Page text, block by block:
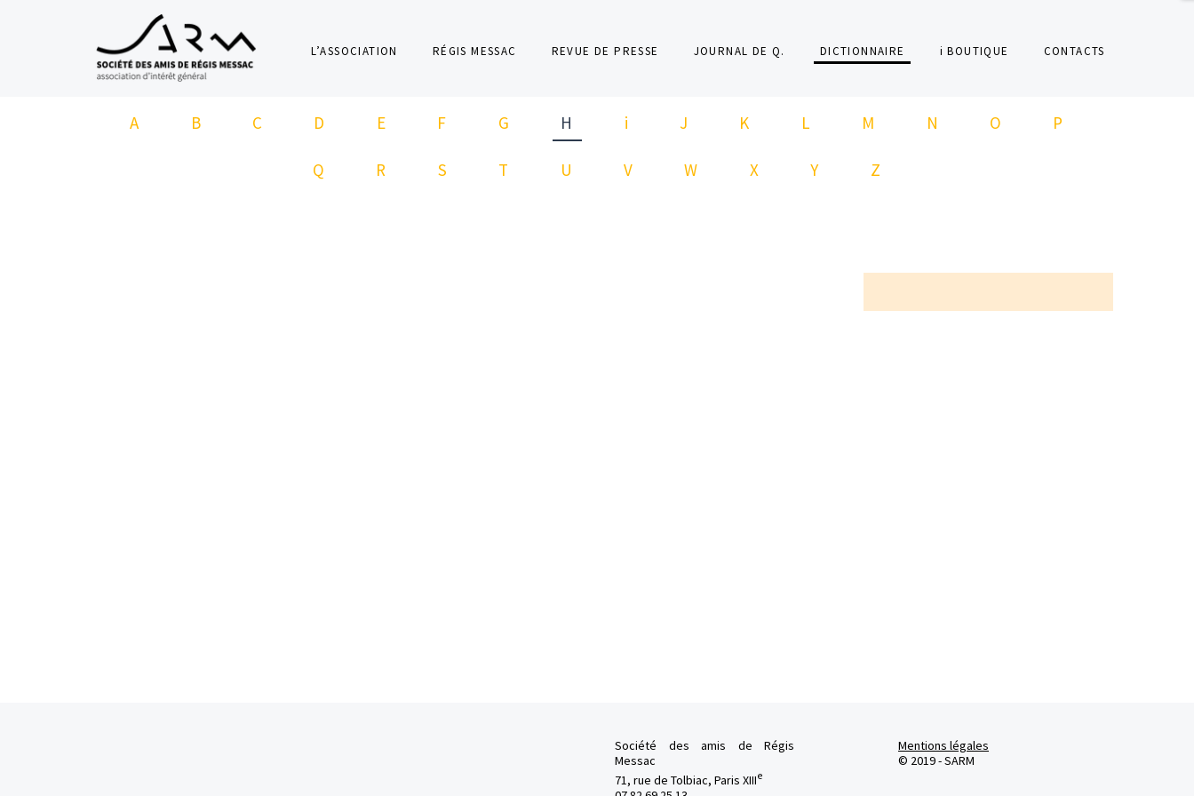
L’ASSOCIATION RÉGIS MESSAC REVUE DE PRESSE JOURNAL DE Q. DICTIONNAIRE i BOUTIQUE CONTACTS
Société des amis de Régis
Messac
71, rue de Tolbiac, Paris XIIIe
Mentions légales
© 2019 - SARM
A B C D E F G H i J K L M N O P
Q R S T U V W X Y Z